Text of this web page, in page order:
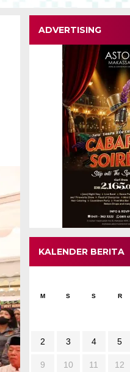
ADVERTISING
KALENDER BERITA
M S S R
2 3 4 5
9 10 11 12